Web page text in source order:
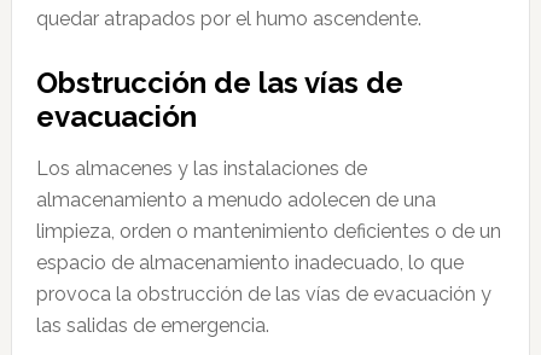
quedar atrapados por el humo ascendente.
Obstrucción de las vías de
evacuación
Los almacenes y las instalaciones de
almacenamiento a menudo adolecen de una
limpieza, orden o mantenimiento deficientes o de un
espacio de almacenamiento inadecuado, lo que
provoca la obstrucción de las vías de evacuación y
las salidas de emergencia.